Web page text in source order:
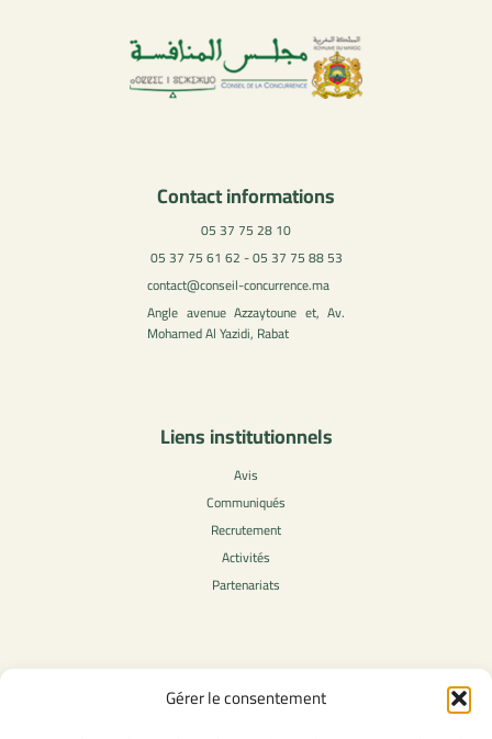
Gérer le consentement
Contact informations
05 37 75 28 10
05 37 75 61 62 - 05 37 75 88 53
contact@conseil-concurrence.ma
Angle avenue Azzaytoune et, Av.
Mohamed Al Yazidi, Rabat
Liens institutionnels
Avis
Communiqués
Recrutement
Activités
Partenariats
Contenu légale